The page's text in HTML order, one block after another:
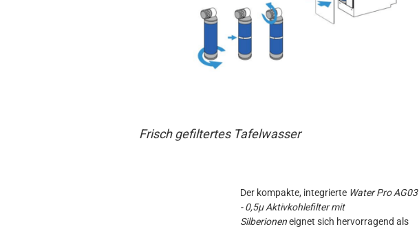
Frisch gefiltertes Tafelwasser
Der kompakte, integrierte Water Pro AG03
- 0,5µ Aktivkohlefilter mit
Silberioneneignet sich hervorragend als